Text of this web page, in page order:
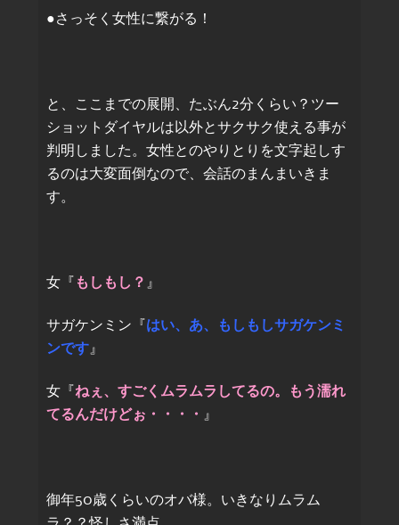
●さっそく女性に繋がる！
と、ここまでの展開、たぶん2分くらい？ツー
ショットダイヤルは以外とサクサク使える事が
判明しました。女性とのやりとりを文字起しす
るのは大変面倒なので、会話のまんまいきま
す。
女『 もしもし？ 』
サガケンミン『 はい、あ、もしもしサガケンミ
ンです 』
女『 ねぇ、すごくムラムラしてるの。もう濡れ
てるんだけどぉ・・・・
』
御年50歳くらいのオバ様。いきなりムラム